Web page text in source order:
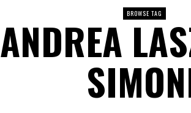
BROWSE TAG
ANDREA